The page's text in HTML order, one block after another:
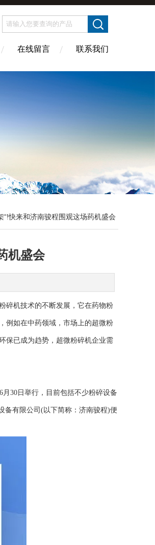
在线留言 联系我们
“!快来和济南骏程围观这场药机盛会
机盛会
机技术的不断发展，它在药物粉
例如在中药领域，市场上的超微粉
保已成为趋势，超微粉碎机企业需
30日举行，目前包括不少粉碎设备
备有限公司(以下简称：济南骏程)便